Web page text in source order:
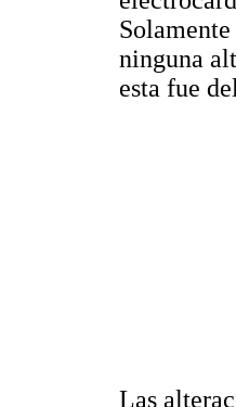
ninguna
esta fue
Las